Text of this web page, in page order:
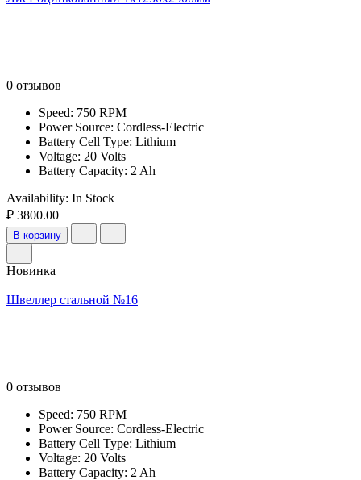
0 отзывов
Speed: 750 RPM
Power Source: Cordless-Electric
Battery Cell Type: Lithium
Voltage: 20 Volts
Battery Capacity: 2 Ah
Availability: In Stock
₽ 3800.00
В корзину
Новинка
Швеллер стальной №16
0 отзывов
Speed: 750 RPM
Power Source: Cordless-Electric
Battery Cell Type: Lithium
Voltage: 20 Volts
Battery Capacity: 2 Ah